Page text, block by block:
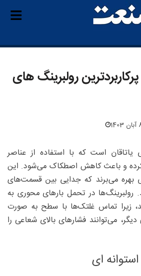
از پرکاربردترین رولبرینگ‌ های
یاتاقان است که با استفاده از عناصر
کرده و باعث کاهش اصطکاک می‌شود. این
بهره می‌برند که جدایی بین قسمت‌های
در تحمل بارهای محوری به
زیرا تماس غلتک‌ها با سطح به صورت
می‌توانند فشارهای بالای شعاعی را